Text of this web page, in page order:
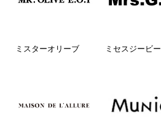
ミスターオリーブ ミセスジービー